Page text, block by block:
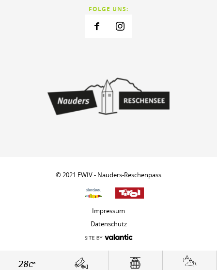
28C°
FOLGE UNS:
© 2021 EWIV - Nauders-Reschenpass
Impressum
Datenschutz